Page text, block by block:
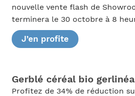
nouvelle vente flash de
terminera le 30 octobre à 8
J’en profite
Gerblé céréal bio gerlinéa
Profitez de 34% de réduction